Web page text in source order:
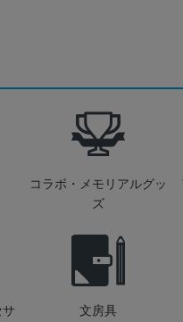
コラボ・メモリアルグッ
ズ
文房具